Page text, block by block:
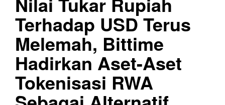
Terhadap USD Terus
Melemah, Bittime
Hadirkan Aset-Aset
Tokenisasi RWA